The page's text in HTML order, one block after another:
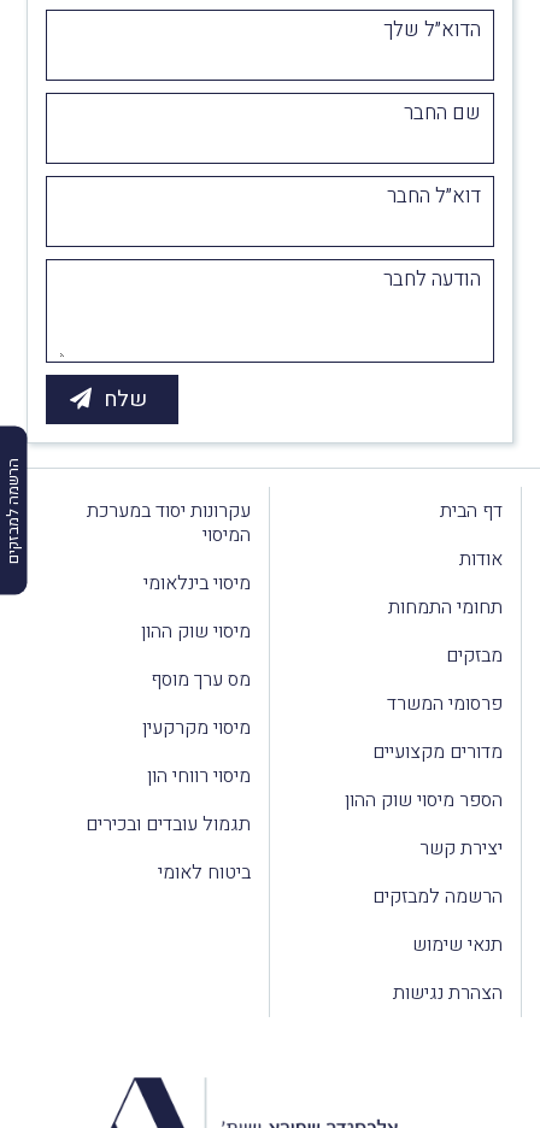
הרשמה למבזקים
הדוא״ל שלך
שם החבר
דוא״ל החבר
הודעה לחבר
דף הבית
אודות
תחומי התמחות
מבזקים
פרסומי המשרד
מדורים מקצועיים
הספר מיסוי שוק ההון
יצירת קשר
הרשמה למבזקים
תנאי שימוש
הצהרת נגישות
עקרונות יסוד במערכת
המיסוי
מיסוי בינלאומי
מיסוי שוק ההון
מס ערך מוסף
מיסוי מקרקעין
מיסוי רווחי הון
תגמול עובדים ובכירים
ביטוח לאומי